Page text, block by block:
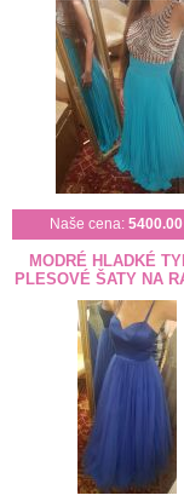
Naše cena:
MODRÉ HLADKÉ
PLESOVÉ ŠATY NA